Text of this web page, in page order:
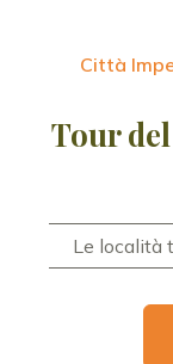
Città
Tour
Le località